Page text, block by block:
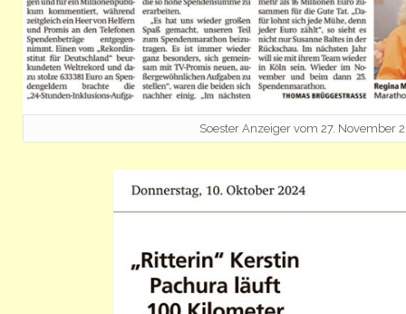
Soester Anzeiger vom 27. November